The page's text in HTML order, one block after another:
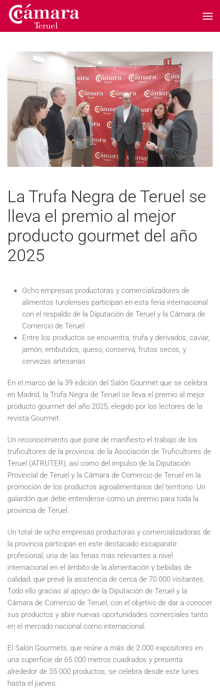
Skip to main content
La Trufa Negra de Teruel se
lleva el premio al mejor
producto gourmet del año
2025
Ocho empresas productoras y comercializadores de
alimentos turolenses participan en esta feria internacional
con el respaldo de la Diputación de Teruel y la Cámara de
Comercio de Teruel
Entre los productos se encuentra, trufa y derivados, caviar,
jamón, embutidos, queso, conserva, frutos secos, y
cervezas artesanas
En el marco de la 39 edición del Salón Gourmet que se celebra
en Madrid, la Trufa Negra de Teruel se lleva el premio al mejor
producto gourmet del año 2025, elegido por los lectores de la
revista Gourmet.
Un reconocimiento que pone de manifiesto el trabajo de los
truficultores de la provincia, de la Asociación de Truficultores de
Teruel (ATRUTER), así como del impulso de la Diputación
Provincial de Teruel y la Cámara de Comercio de Teruel en la
promoción de los productos agroalimentarios del territorio. Un
galardón que debe entenderse como un premio para toda la
provincia de Teruel.
Un total de ocho empresas productoras y comercializadoras de
la provincia participan en este destacado escaparate
profesional, una de las ferias más relevantes a nivel
internacional en el ámbito de la alimentación y bebidas de
calidad, que prevé la asistencia de cerca de 70.000 visitantes.
Todo ello gracias al apoyo de la Diputación de Teruel y la
Cámara de Comercio de Teruel, con el objetivo de dar a conocer
sus productos y abrir nuevas oportunidades comerciales tanto
en el mercado nacional como internacional.
El Salón Gourmets, que reúne a más de 2.000 expositores en
una superficie de 65.000 metros cuadrados y presenta
alrededor de 55.000 productos, se celebra desde este lunes
hasta el jueves.